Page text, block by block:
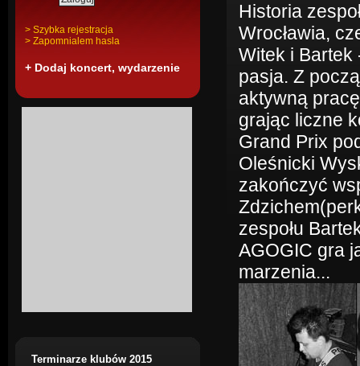
> Szybka rejestracja
> Zapomnialem hasla
+ Dodaj koncert, wydarzenie
Terminarze klubów 2015
Historia
Wrocławia,
Witek i Bartek
pasja. Z
aktywną
grając liczne
Grand Prix
Oleśnicki
zakończyć
zespołu
AGOGIC gra
marzenia...